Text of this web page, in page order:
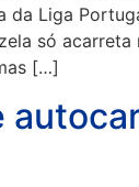
da Liga
só acarreta
[…]